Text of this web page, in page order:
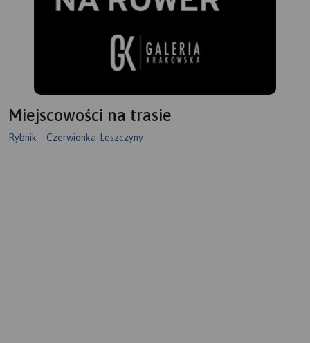
Miejscowości na trasie
Rybnik Czerwionka-Leszczyny